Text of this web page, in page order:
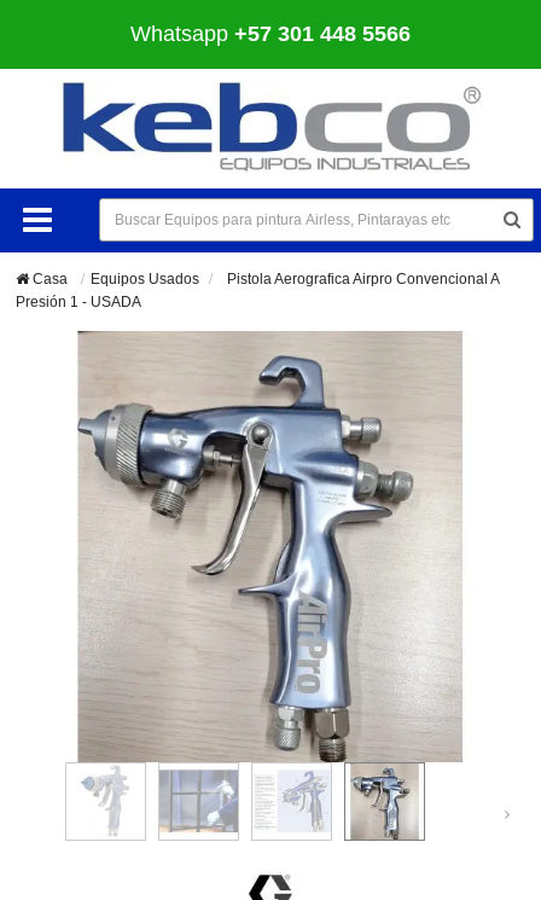
Whatsapp +57 301 448 5566
Casa Equipos Usados >
Pistola Aerografica Airpro Convencional A
Presión 1 - USADA